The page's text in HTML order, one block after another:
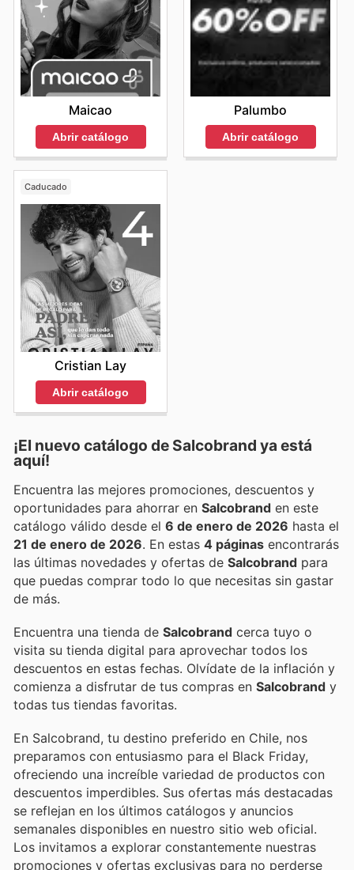
Maicao
Abrir catálogo
Palumbo
Abrir catálogo
Caducado
Cristian Lay
Abrir catálogo
¡El nuevo catálogo de Salcobrand ya está
aquí!
Encuentra las mejores promociones, descuentos y
oportunidades para ahorrar en Salcobrand en este
catálogo válido desde el 6 de enero de 2026 hasta el
21 de enero de 2026 . En estas 4 páginas encontrarás
las últimas novedades y ofertas de Salcobrand para
que puedas comprar todo lo que necesitas sin gastar
de más.
Encuentra una tienda de Salcobrand cerca tuyo o
visita su tienda digital para aprovechar todos los
descuentos en estas fechas. Olvídate de la inflación y
comienza a disfrutar de tus compras en Salcobrand y
todas tus tiendas favoritas.
En Salcobrand, tu destino preferido en Chile, nos
preparamos con entusiasmo para el Black Friday,
ofreciendo una increíble variedad de productos con
descuentos imperdibles. Sus ofertas más destacadas
se reflejan en los últimos catálogos y anuncios
semanales disponibles en nuestro sitio web oficial.
Los invitamos a explorar constantemente nuestras
promociones y ofertas exclusivas para no perderse